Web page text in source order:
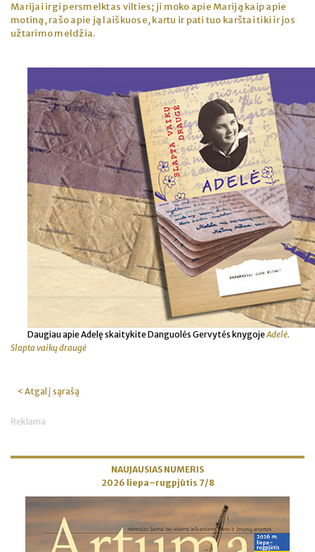
Marijai irgi persmelktas vilties; ji moko apie Mariją kaip apie
motiną, rašo apie ją laiškuose, kartu ir pati tuo karštai tiki ir jos
užtarimo meldžia.
Daugiau apie Adelę skaitykite Danguolės Gervytės knygojeAdelė.
Slapta vaikų draugė
< Atgal į sąrašą
Reklama
NAUJAUSIAS NUMERIS
2026 liepa–rugpjūtis 7/8